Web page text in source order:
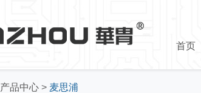
首页
产品中心 > 麦思浦